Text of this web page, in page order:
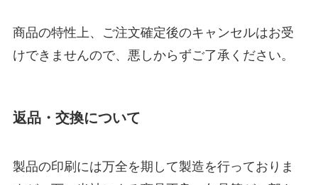
商品の特性上、ご注文確定後のキャンセルはお受
けできませんので、悪しからずご了承ください。
返品・交換について
製品の印刷には万全を期して製造を行っておりま